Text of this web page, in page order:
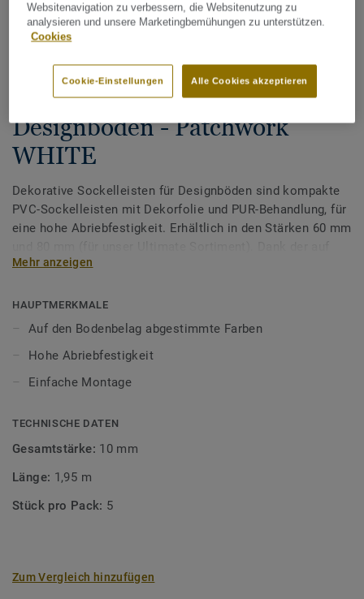
Alle Designs anzeigen (200)
Dekorative Sockelleisten für
Designböden - Patchwork
WHITE
Dekorative Sockelleisten für Designböden sind kompakte
PVC-Sockelleisten mit Dekorfolie und PUR-Behandlung, für
eine hohe Abriebfestigkeit. Erhältlich in den Stärken 60 mm
unsere Designböden abgestimmten Farben sorgen Sie für
Mehr anzeigen
HAUPTMERKMALE
Auf den Bodenbelag abgestimmte Farben
Hohe Abriebfestigkeit
Einfache Montage
TECHNISCHE DATEN
Gesamtstärke: 10 mm
Länge: 1,95 m
Stück pro Pack: 5
Zum Vergleich hinzufügen
Websitenavigation zu verbessern, die Websitenutzung zu
analysieren und unsere Marketingbemühungen zu unterstützen.
Cookies
Alle Cookies akzeptieren
Cookie-Einstellungen